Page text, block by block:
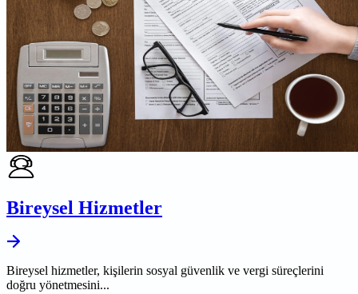
Bireysel Hizmetler
Bireysel hizmetler, kişilerin sosyal güvenlik ve vergi süreçlerini
doğru yönetmesini...